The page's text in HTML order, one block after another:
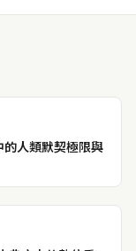
人類默契極限與